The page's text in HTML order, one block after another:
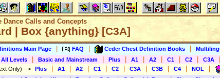
Dance Calls and Concepts
| Box {anything} [C3A]
Main Page FAQ Ceder Chest Definition Books
All Levels Basic and Mainstream Plus A1 A2 C1 C2 C3A
Only) --> Plus A1 A2 C1 C2 C3A C3B C4 NOL